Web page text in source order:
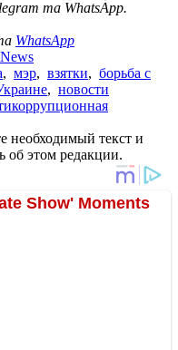
та WhatsApp.
WhatsApp
, мэр, взятки, борьба с
, новости
необходимый текст и
об этом редакции.